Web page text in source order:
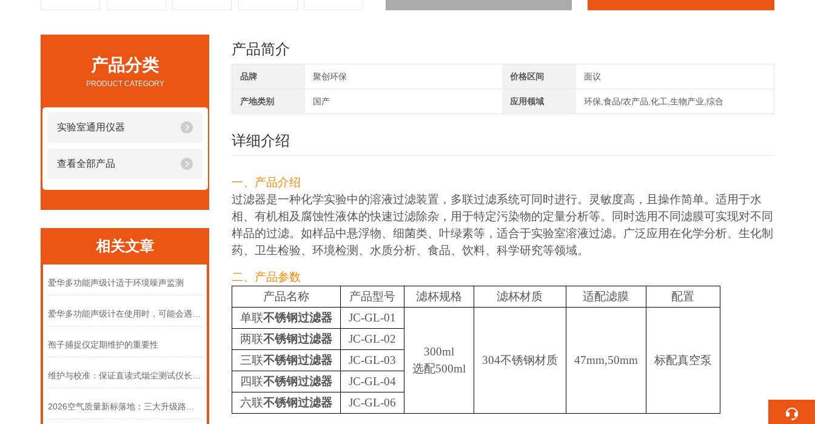
产品分类
PRODUCT CATEGORY
实验室通用仪器
查看全部产品
相关文章
爱华多功能声级计适于环境噪声监测
孢子捕捉仪定期维护的重要性
产品简介
品牌 聚创环保 价格区间 面议
产地类别 国产 应用领域 环保,食品/农产品,化工,生物产业,综合
详细介绍
一、产品介绍
过滤器是一种化学实验中的溶液过滤装置，多联过滤系统可同时进行。灵敏度高，且操作简单。适用于水
相、有机相及腐蚀性液体的快速过滤除杂，用于特定污染物的定量分析等。同时选用不同滤膜可实现对不同
样品的过滤。如样品中悬浮物、细菌类、叶绿素等，适合于实验室溶液过滤。广泛应用在化学分析、生化制
药、卫生检验、环境检测、水质分析、食品、饮料、科学研究等领域。
二、产品参数
产品名称
产品型号 滤杯规格 滤杯材质 适配滤膜
配置
单联不锈钢过滤器 JC-GL-01
300ml
选配500ml
304不锈钢材质 47mm,50mm 标配真空泵
两联不锈钢过滤器
JC-GL-02
三联不锈钢过滤器
JC-GL-03
四联不锈钢过滤器
JC-GL-04
六联不锈钢过滤器 JC-GL-06